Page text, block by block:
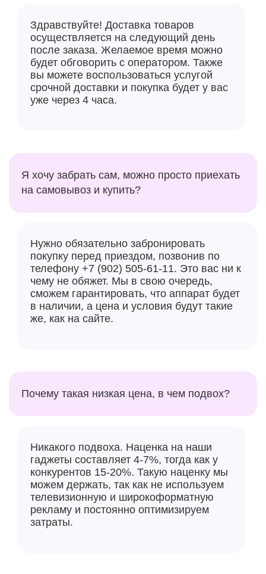
рендеринга. Она предлагает аппаратное ускорение
трассировки лучей и новые возможности шейдинга.
Консольные игры, такие как Resident Evil 4, теперь
можно играть на iPhone, сказала Apple на
презентации. Отмечается, что GPU быстрее
предшественника на 20 % и в четыре раза быстрее в
трассировке лучей, и ещё более энергоэффективен.
Что касается фотосъемки, то iPhone 15 Pro оснащен
новой 48-Мп основной камерой с более крупным
сенсором, а портретная съемка получила
обновление благодаря функции, которая
темных помещениях, по словам Apple, улучшенная
функция Smart HDR позволяет лучше передавать
яркие цвета с большим числом деталей и более
широким динамическим диапазоном. Новое
поддерживается съёмка в полном разрешении 48-
Мп и сохранении в формате HEIF (а не только в
ProRAW). Основная камера поддерживает съемку с
эквивалентным фокусным расстоянием в 24, 28 и 35
Здравствуйте! Доставка товаров
осуществляется на следующий день
после заказа. Желаемое время можно
будет обговорить с оператором. Также
вы можете воспользоваться услугой
срочной доставки и покупка будет у вас
уже через 4 часа.
Я хочу забрать сам, можно просто приехать
на самовывоз и купить?
Нужно обязательно забронировать
покупку перед приездом, позвонив по
телефону +7 (902) 505-61-11. Это вас ни к
чему не обяжет. Мы в свою очередь,
сможем гарантировать, что аппарат будет
в наличии, а цена и условия будут такие
же, как на сайте.
Почему такая низкая цена, в чем подвох?
Никакого подвоха. Наценка на наши
гаджеты составляет 4-7%, тогда как у
конкурентов 15-20%. Такую наценку мы
можем держать, так как не используем
телевизионную и широкоформатную
рекламу и постоянно оптимизируем
затраты.